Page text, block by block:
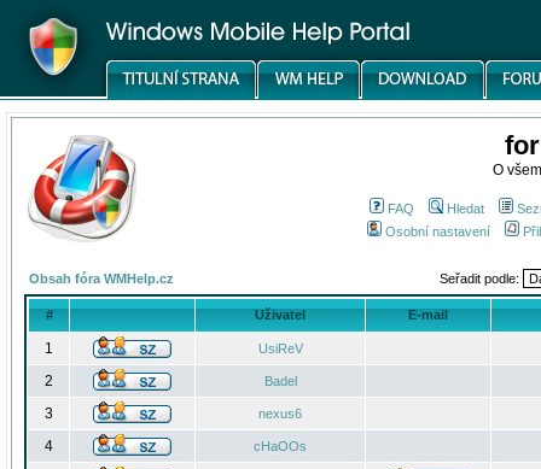
O
FAQ Hledat
Osobní nastavení
Obsah fóra WMHelp.cz Seřadit podle:
# Uživatel E-mail
1 UsiReV
2 Badel
3 nexus6
4 cHaOOs